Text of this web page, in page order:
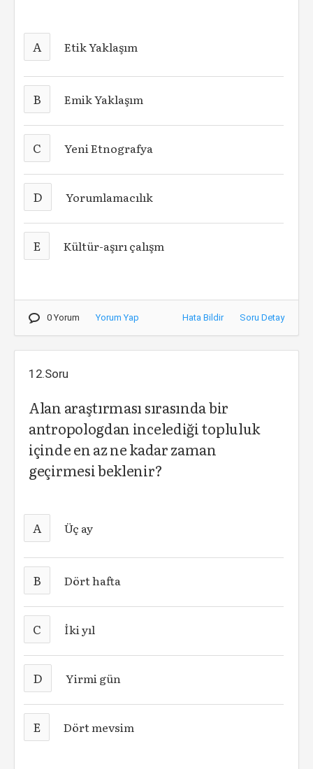
A Etik Yaklaşım
B Emik Yaklaşım
C Yeni Etnografya
D Yorumlamacılık
E Kültür-aşırı çalışm
0 Yorum Yorum Yap Hata Bildir Soru Detay
12.Soru
Alan araştırması sırasında bir
antropologdan incelediği topluluk
içinde en az ne kadar zaman
geçirmesi beklenir?
A Üç ay
B Dört hafta
C İki yıl
D Yirmi gün
E Dört mevsim